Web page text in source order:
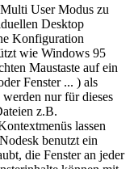
User Modus zu
Desktop
Konfiguration
wie Windows 95
Maustaste auf ein
Fenster ... ) als
nur für dieses
z.B.
lassen
benutzt ein
die Fenster an jeder